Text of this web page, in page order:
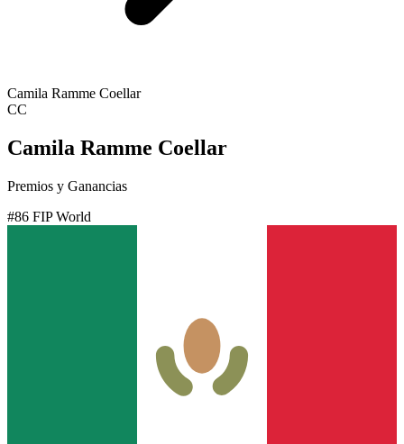
Camila Ramme Coellar
CC
Camila Ramme Coellar
Premios y Ganancias
#86 FIP World